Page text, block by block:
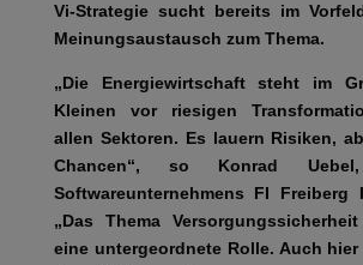
Vi-Strategie sucht bereits im
Meinungsaustausch zum Thema.
„Die Energiewirtschaft steht im
Kleinen vor riesigen
allen Sektoren. Es lauern Risiken,
Chancen“, so Konrad
Softwareunternehmens FI Freiberg
„Das Thema
eine untergeordnete Rolle. Auch